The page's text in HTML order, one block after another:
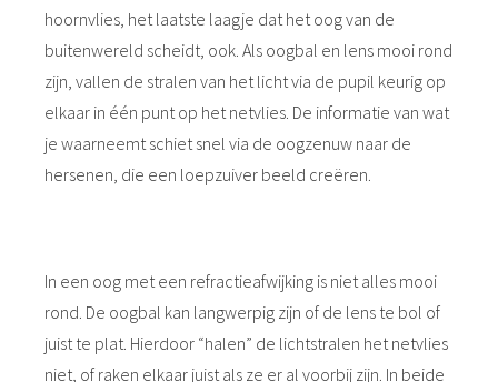
hoornvlies, het laatste laagje dat het oog van de
buitenwereld scheidt, ook. Als oogbal en lens mooi rond
zijn, vallen de stralen van het licht via de pupil keurig op
elkaar in één punt op het netvlies. De informatie van wat
je waarneemt schiet snel via de oogzenuw naar de
hersenen, die een loepzuiver beeld creëren.
In een oog met een refractieafwijking is niet alles mooi
rond. De oogbal kan langwerpig zijn of de lens te bol of
juist te plat. Hierdoor “halen” de lichtstralen het netvlies
niet, of raken elkaar juist als ze er al voorbij zijn. In beide